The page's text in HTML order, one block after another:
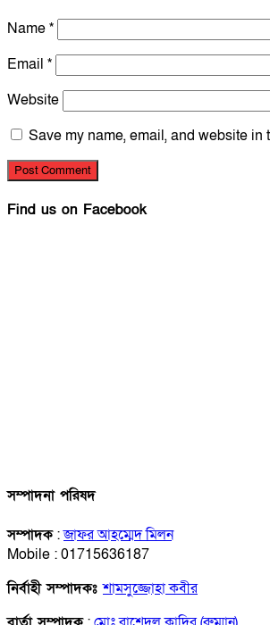
Name*
Email *
Website
Save my name, email, and website in
Find us on Facebook
সম্পাদনা পরিষদ
সম্পাদক:জাফর আহম্মেদ মিলন
Mobile : 01715636187
নির্বাহী সম্পাদকঃশামসুজ্জোহা কবীর